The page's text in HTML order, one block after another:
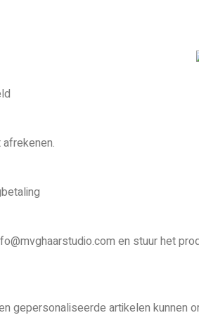
en stuur het
gepersonaliseerde artikelen kunnen